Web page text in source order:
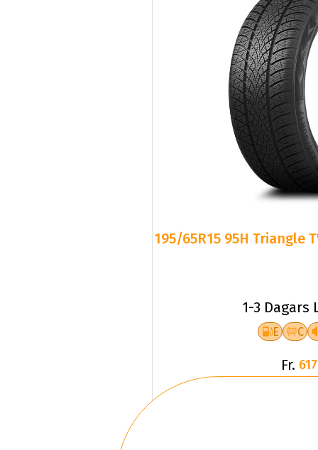
195/65R15 95H Triangle
1-3 Dagars
E C
Fr.